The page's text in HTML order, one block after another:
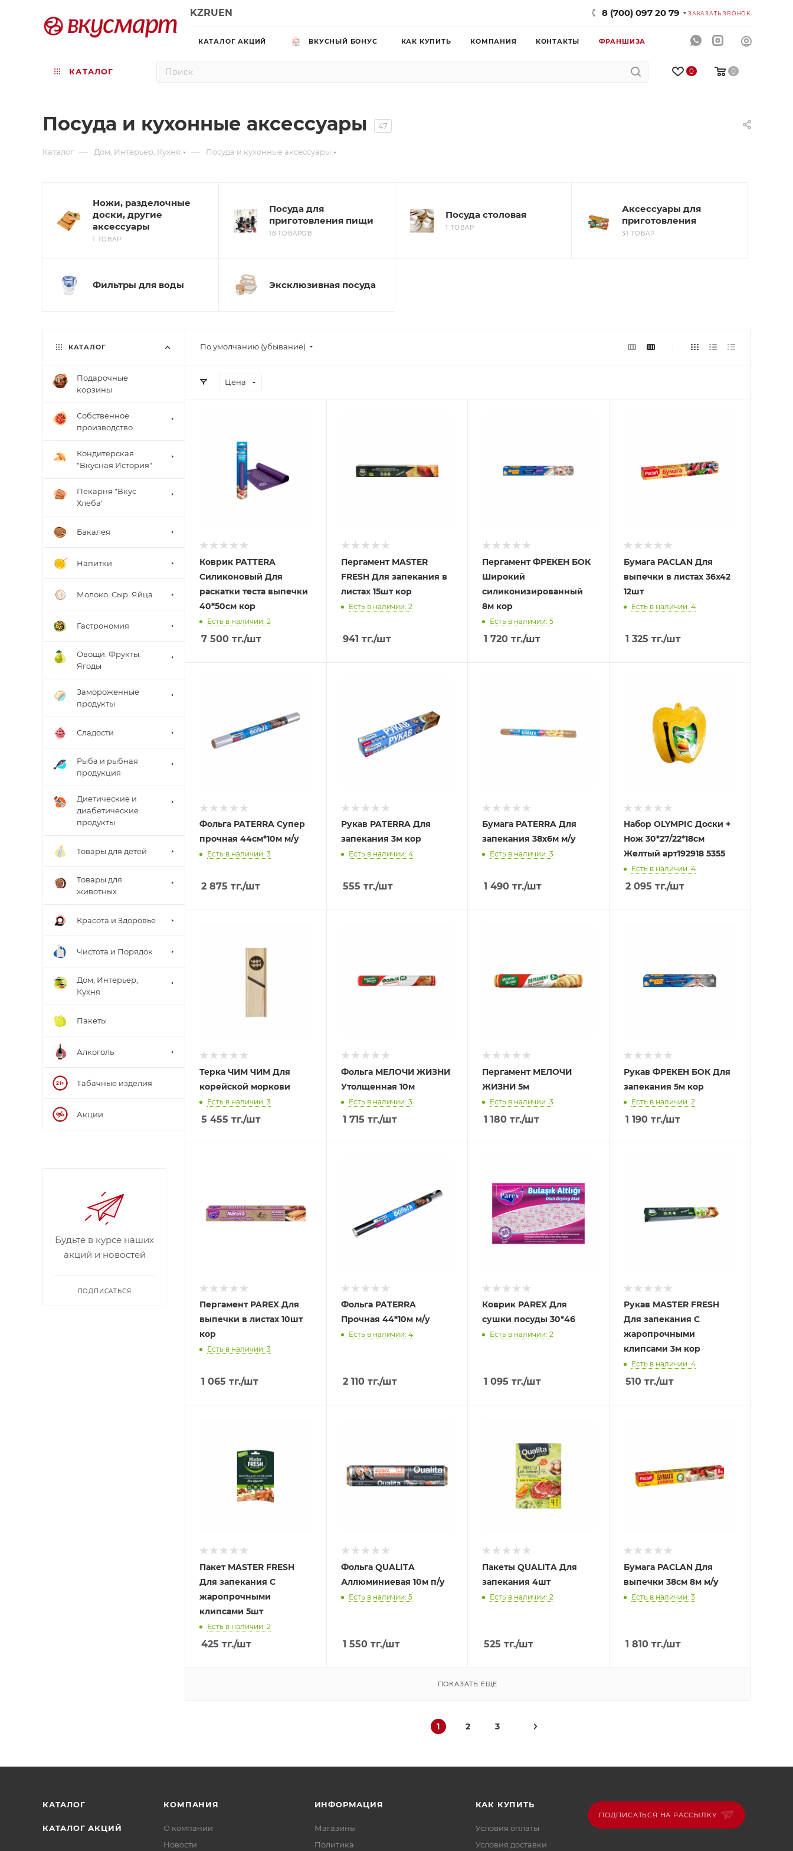
KZRUEN 8 (700) 097 20 79 ЗАКАЗАТЬ ЗВОНОК
КАТАЛОГ АКЦИЙ ВКУСНЫЙ БОНУС КАК КУПИТЬ КОМПАНИЯ КОНТАКТЫ ФРАНШИЗА
0 0
КАТАЛОГ
Посуда и кухонные аксессуары 47
Каталог — Дом, Интерьер, Кухня — Посуда и кухонные аксессуары
Ножи, разделочные
доски, другие
аксессуары
1 ТОВАР
Посуда для
приготовления пищи
18 ТОВАРОВ
Посуда столовая
1 ТОВАР
Аксессуары для
приготовления
31 ТОВАР
Фильтры для воды Эксклюзивная посуда
По умолчанию (убывание)
Цена
Коврик PATTERA
Силиконовый Для
раскатки теста выпечки
40*50см кор
Есть в наличии: 2
7 500 тг./шт
Пергамент MASTER
FRESH Для запекания в
листах 15шт кор
Есть в наличии: 2
941 тг./шт
Пергамент ФРЕКЕН БОК
Широкий
силиконизированный
8м кор
Есть в наличии: 5
1 720 тг./шт
Бумага PACLAN Для
выпечки в листах 36х42
12шт
Есть в наличии: 4
1 325 тг./шт
Фольга PATERRA Супер
прочная 44см*10м м/у
Есть в наличии: 3
2 875 тг./шт
Рукав PATERRA Для
запекания 3м кор
Есть в наличии: 4
555 тг./шт
Бумага PATERRA Для
запекания 38х6м м/у
Есть в наличии: 3
1 490 тг./шт
Набор OLYMPIC Доски +
Нож 30*27/22*18см
Желтый арт192918 5355
Есть в наличии: 4
2 095 тг./шт
Терка ЧИМ ЧИМ Для
корейской моркови
Есть в наличии: 3
5 455 тг./шт
Фольга МЕЛОЧИ ЖИЗНИ
Утолщенная 10м
Есть в наличии: 3
1 715 тг./шт
Пергамент МЕЛОЧИ
ЖИЗНИ 5м
Есть в наличии: 3
1 180 тг./шт
Рукав ФРЕКЕН БОК Для
запекания 5м кор
Есть в наличии: 2
1 190тг./шт
Пергамент PAREX Для
выпечки в листах 10шт
кор
Есть в наличии: 3
1 065 тг./шт
Фольга PATERRA
Прочная 44*10м м/у
Есть в наличии: 4
2 110тг./шт
Коврик PAREX Для
сушки посуды 30*46
Есть в наличии: 2
1 095 тг./шт
Рукав MASTER FRESH
Для запекания С
жаропрочными
клипсами 3м кор
Есть в наличии: 4
510тг./шт
Пакет MASTER FRESH
Для запекания С
жаропрочными
клипсами 5шт
Есть в наличии: 2
425 тг./шт
Фольга QUALITA
Аллюминиевая 10м п/у
Есть в наличии: 5
1 550тг./шт
Пакеты QUALITA Для
запекания 4шт
Есть в наличии: 2
525 тг./шт
Бумага PACLAN Для
выпечки 38см 8м м/у
Есть в наличии: 3
1 810тг./шт
ПОКАЗАТЬ ЕЩЕ
1 2 3
КАТАЛОГ
Подарочные
корзины
Собственное
производство
Кондитерская
"Вкусная История"
Пекарня "Вкус
Хлеба"
Бакалея
Напитки
Молоко. Сыр. Яйца
Гастрономия
Овощи. Фрукты.
Ягоды
Замороженные
продукты
Сладости
Рыба и рыбная
продукция
Диетические и
диабетические
продукты
Товары для детей
Товары для
животных
Красота и Здоровье
Чистота и Порядок
Дом, Интерьер,
Кухня
Пакеты
Алкоголь
Табачные изделия
Акции
Будьте в курсе наших
акций и новостей
ПОДПИСАТЬСЯ
КАТАЛОГ
КАТАЛОГ АКЦИЙ
КОМПАНИЯ
О компании
Новости
ИНФОРМАЦИЯ
Магазины
Политика
КАК КУПИТЬ
Условия оплаты
Условия доставки
ПОДПИСАТЬСЯ НА РАССЫЛКУ